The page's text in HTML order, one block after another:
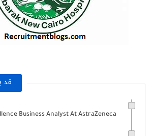
قد
Business Analyst At AstraZeneca